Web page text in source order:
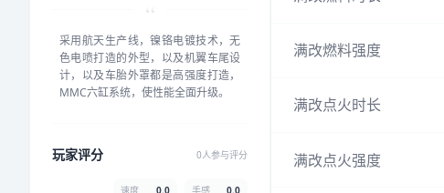
“
采用航天生产线，镍铬电镀技术，无
色电喷打造的外型，以及机翼车尾设
计，以及车胎外罩都是高强度打造，
MMC六缸系统，使性能全面升级。
玩家评分 0人参与评分
速度 0.0 手感 0.0
满改燃料强度
满改点火时长
满改点火强度
手感 5.0分
★★★★★★★★
★★★★